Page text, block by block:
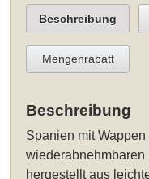
Beschreibung
Mengenrabatt
Beschreibung
Spanien mit
wiederabnehmbaren
hergestellt aus